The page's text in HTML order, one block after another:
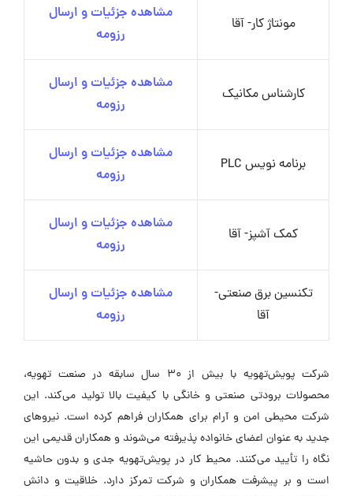
مونتاژ کار- آقا
مشاهده جزئیات و ارسال
رزومه
کارشناس مکانیک
مشاهده جزئیات و ارسال
رزومه
برنامه نویس PLC
مشاهده جزئیات و ارسال
رزومه
کمک آشپز- آقا
مشاهده جزئیات و ارسال
رزومه
تکنسین برق صنعتی-
آقا
مشاهده جزئیات و ارسال
رزومه
شرکت پویش‌تهویه با بیش از 30 سال سابقه در صنعت تهویه،
محصولات برودتی صنعتی و خانگی با کیفیت بالا تولید می‌کند. این
شرکت محیطی امن و آرام برای همکاران فراهم کرده است. نیروهای
جدید به عنوان اعضای خانواده پذیرفته می‌شوند و همکاران قدیمی این
نگاه را تأیید می‌کنند. محیط کار در پویش‌تهویه جدی و بدون حاشیه
است و بر پیشرفت همکاران و شرکت تمرکز دارد. خلاقیت و دانش